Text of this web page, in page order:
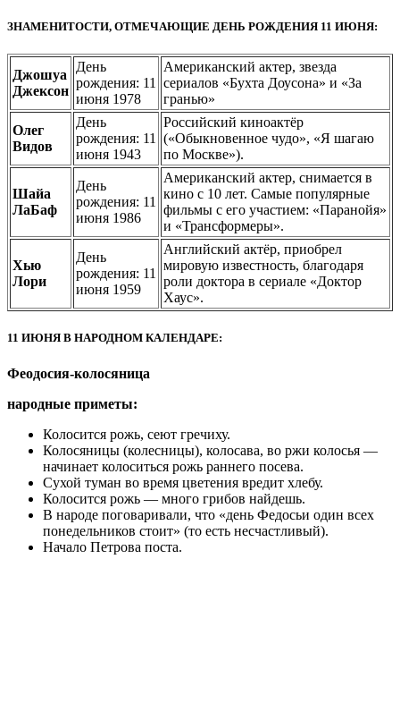
ЗНАМЕНИТОСТИ, ОТМЕЧАЮЩИЕ ДЕНЬ РОЖДЕНИЯ 11 ИЮНЯ:
Джошуа
Джексон
День
рождения: 11
июня 1978
Американский актер, звезда
сериалов «Бухта Доусона» и «За
гранью»
Олег
Видов
День
рождения: 11
июня 1943
Российский киноактёр
(«Обыкновенное чудо», «Я шагаю
по Москве»).
Шайа
ЛаБаф
День
рождения: 11
июня 1986
Американский актер, снимается в
кино с 10 лет. Самые популярные
фильмы с его участием: «Паранойя»
и «Трансформеры».
Хью
Лори
День
рождения: 11
июня 1959
Английский актёр, приобрел
мировую известность, благодаря
роли доктора в сериале «Доктор
Хаус».
11 ИЮНЯ В НАРОДНОМ КАЛЕНДАРЕ:
Феодосия-колосяница
народные приметы:
Колосится рожь, сеют гречиху.
Колосяницы (колесницы), колосава, во ржи колосья —
начинает колоситься рожь раннего посева.
Сухой туман во время цветения вредит хлебу.
Колосится рожь — много грибов найдешь.
В народе поговаривали, что «день Федосьи один всех
понедельников стоит» (то есть несчастливый).
Начало Петрова поста.